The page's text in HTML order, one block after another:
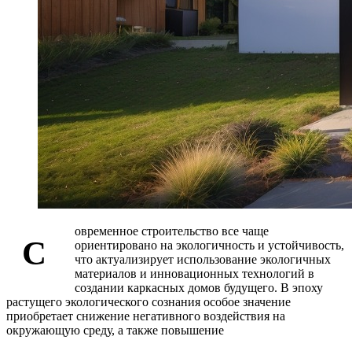
С
овременное строительство все чаще
ориентировано на экологичность и устойчивость,
что актуализирует использование экологичных
материалов и инновационных технологий в
создании каркасных домов будущего. В эпоху
растущего экологического сознания особое значение
приобретает снижение негативного воздействия на
окружающую среду, а также повышение